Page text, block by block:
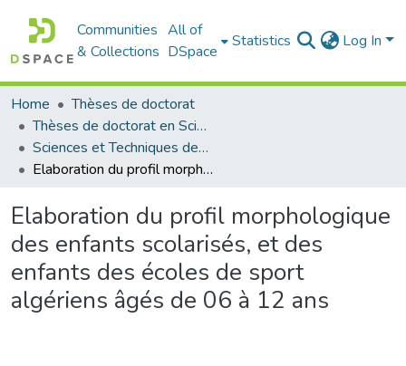
Communities
& Collections
All of
DSpace
Statistics Log In
Home
Thèses de doctorat
Thèses de doctorat en Sciences
Sciences et Techniques des Activités Physiques et Sportives - التربية البدنية و الرياضية
Elaboration du profil morphologique des enfants scolarisés, et des enfants des écoles de sport algériens âgés de 06 à 12 ans
Elaboration du profil morphologique
des enfants scolarisés, et des
enfants des écoles de sport
algériens âgés de 06 à 12 ans